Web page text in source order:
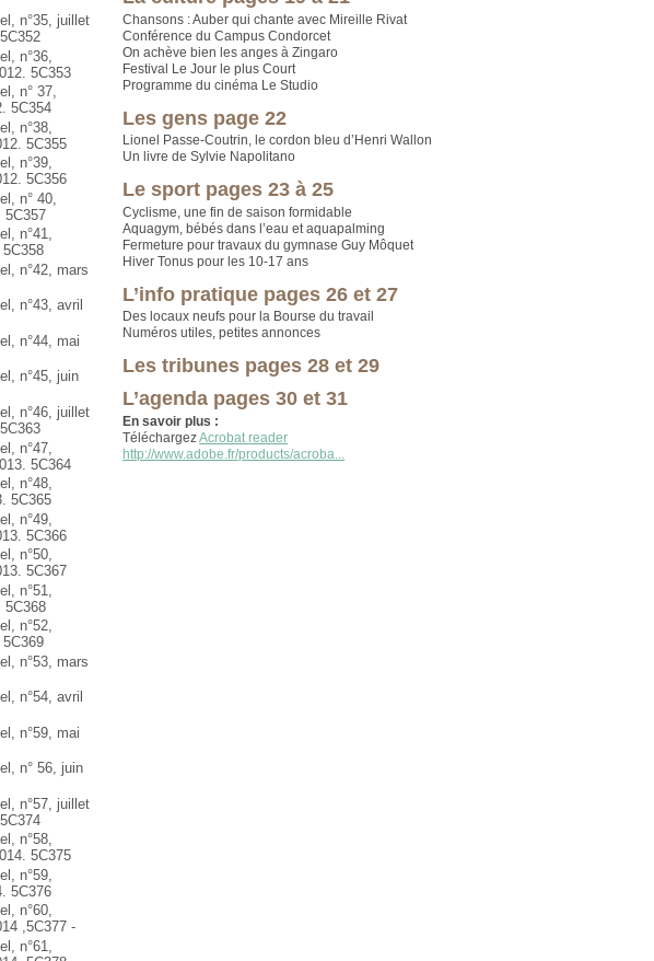
n°35, juillet
n°36,
5C353
n° 37,
5C354
n°38,
5C355
n°39,
5C356
n° 40,
5C357
n°41,
n°42, mars
n°43, avril
n°44, mai
n°45, juin
n°46, juillet
n°47,
5C364
n°48,
5C365
n°49,
5C366
n°50,
5C367
n°51,
5C368
n°52,
n°53, mars
n°54, avril
n°59, mai
n° 56, juin
n°57, juillet
n°58,
5C375
n°59,
5C376
n°60,
,5C377 -
n°61,
Chansons : Auber qui chante avec Mireille Rivat
Conférence du Campus Condorcet
On achève bien les anges à Zingaro
Festival Le Jour le plus Court
Programme du cinéma Le Studio
Les gens page 22
Lionel Passe-Coutrin, le cordon bleu d’Henri Wallon
Un livre de Sylvie Napolitano
Le sport pages 23 à 25
Cyclisme, une fin de saison formidable
Aquagym, bébés dans l’eau et aquapalming
Fermeture pour travaux du gymnase Guy Môquet
Hiver Tonus pour les 10-17 ans
L’info pratique pages 26 et 27
Des locaux neufs pour la Bourse du travail
Numéros utiles, petites annonces
Les tribunes pages 28 et 29
L’agenda pages 30 et 31
En savoir plus :
TéléchargezAcrobat reader
http://www.adobe.fr/products/acroba...